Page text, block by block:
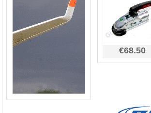
€68.50